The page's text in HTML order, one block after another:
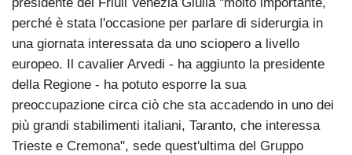
presidente del Friuli Venezia Giulia "molto importante,
perché è stata l'occasione per parlare di siderurgia in
una giornata interessata da uno sciopero a livello
europeo. Il cavalier Arvedi - ha aggiunto la presidente
della Regione - ha potuto esporre la sua
preoccupazione circa ciò che sta accadendo in uno dei
più grandi stabilimenti italiani, Taranto, che interessa
Trieste e Cremona", sede quest'ultima del Gruppo